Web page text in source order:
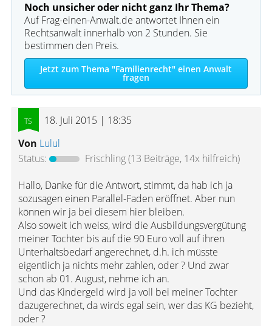
Noch unsicher oder nicht ganz Ihr Thema?
Auf Frag-einen-Anwalt.de antwortet Ihnen ein
Rechtsanwalt innerhalb von 2 Stunden. Sie
bestimmen den Preis.
Jetzt zum Thema "Familienrecht" einen Anwalt
fragen
18. Juli 2015 | 18:35
Von Lulul
Status:
Frischling(13 Beiträge, 14x hilfreich)
Hallo, Danke für die Antwort, stimmt, da hab ich ja
sozusagen einen Parallel-Faden eröffnet. Aber nun
können wir ja bei diesem hier bleiben.
Also soweit ich weiss, wird die Ausbildungsvergütung
meiner Tochter bis auf die 90 Euro voll auf ihren
Unterhaltsbedarf angerechnet, d.h. ich müsste
eigentlich ja nichts mehr zahlen, oder ? Und zwar
schon ab 01. August, nehme ich an.
Und das Kindergeld wird ja voll bei meiner Tochter
dazugerechnet, da wirds egal sein, wer das KG bezieht,
oder ?